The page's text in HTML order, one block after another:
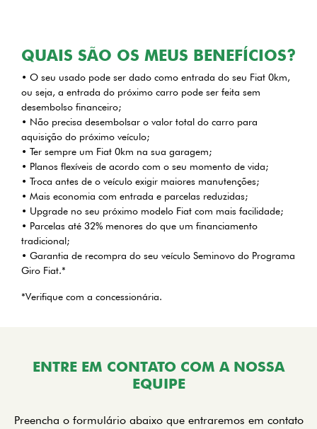
QUAIS SÃO OS MEUS BENEFÍCIOS?
• O seu usado pode ser dado como entrada do seu Fiat 0km,
ou seja, a entrada do próximo carro pode ser feita sem
desembolso financeiro;
• Não precisa desembolsar o valor total do carro para
aquisição do próximo veículo;
• Ter sempre um Fiat 0km na sua garagem;
• Planos flexíveis de acordo com o seu momento de vida;
• Troca antes de o veículo exigir maiores manutenções;
• Mais economia com entrada e parcelas reduzidas;
• Upgrade no seu próximo modelo Fiat com mais facilidade;
• Parcelas até 32% menores do que um financiamento
tradicional;
• Garantia de recompra do seu veículo Seminovo do Programa
Giro Fiat.*
*Verifique com a concessionária.
ENTRE EM CONTATO COM A NOSSA
EQUIPE
Preencha o formulário abaixo que entraremos em contato